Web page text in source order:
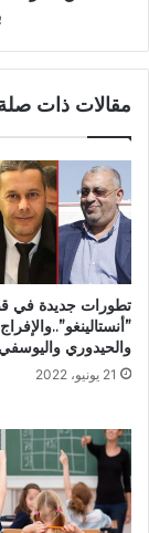
مقالات ذات
تطورات جديدة في
والحيدوري
21 يونيو، 2022